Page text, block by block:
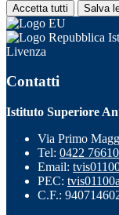
Accetta tutti Salva
Livenza
Contatti
Istituto Superiore
Via Primo
Tel: 0422
Email:
PEC:
C.F.: